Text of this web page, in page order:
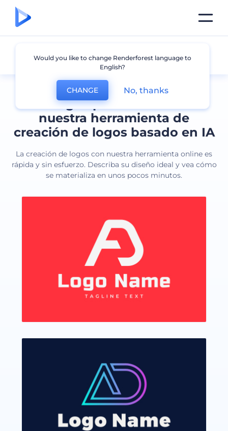
Cree logos profesionales con
nuestra herramienta de
creación de logos basado en IA
La creación de logos con nuestra herramienta online es
rápida y sin esfuerzo. Describa su diseño ideal y vea cómo
se materializa en unos pocos minutos.
Todos los logos
Would you like to change Renderforest language to
English?
CHANGE No, thanks